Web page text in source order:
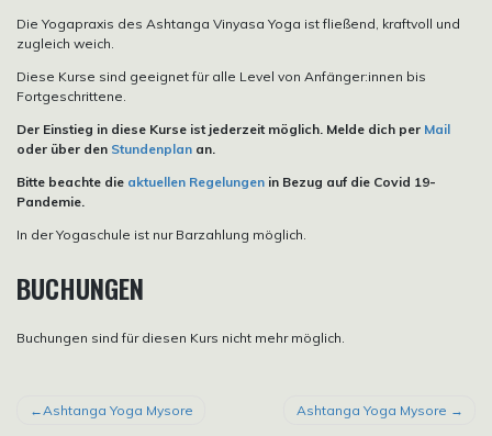
Die Yogapraxis des Ashtanga Vinyasa Yoga ist fließend, kraftvoll und
zugleich weich.
Diese Kurse sind geeignet für alle Level von Anfänger:innen bis
Fortgeschrittene.
Der Einstieg in diese Kurse ist jederzeit möglich. Melde dich per Mail
oder über den Stundenplan an.
Bitte beachte die aktuellen Regelungen in Bezug auf die Covid 19-
Pandemie.
In der Yogaschule ist nur Barzahlung möglich.
BUCHUNGEN
Buchungen sind für diesen Kurs nicht mehr möglich.
BEITRAGSNAVIGATION
Ashtanga Yoga Mysore Ashtanga Yoga Mysore